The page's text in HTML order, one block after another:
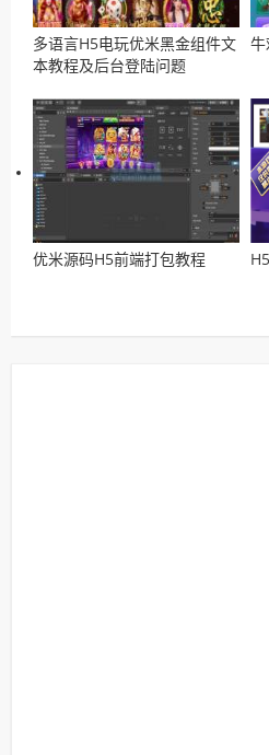
多语言H5电玩优米黑金组件文
本教程及后台登陆问题
优米源码H5前端打包教程